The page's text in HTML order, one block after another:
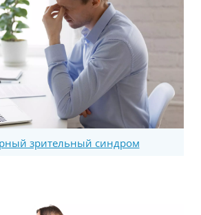
зрительный синдром